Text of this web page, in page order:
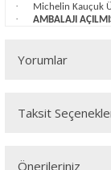
· Michelin Kauçuk
· AMBALAJI
Yorumlar
Taksit
Önerileriniz